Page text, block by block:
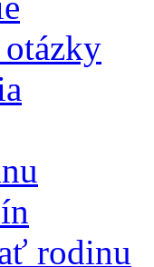
otázky
rodinu